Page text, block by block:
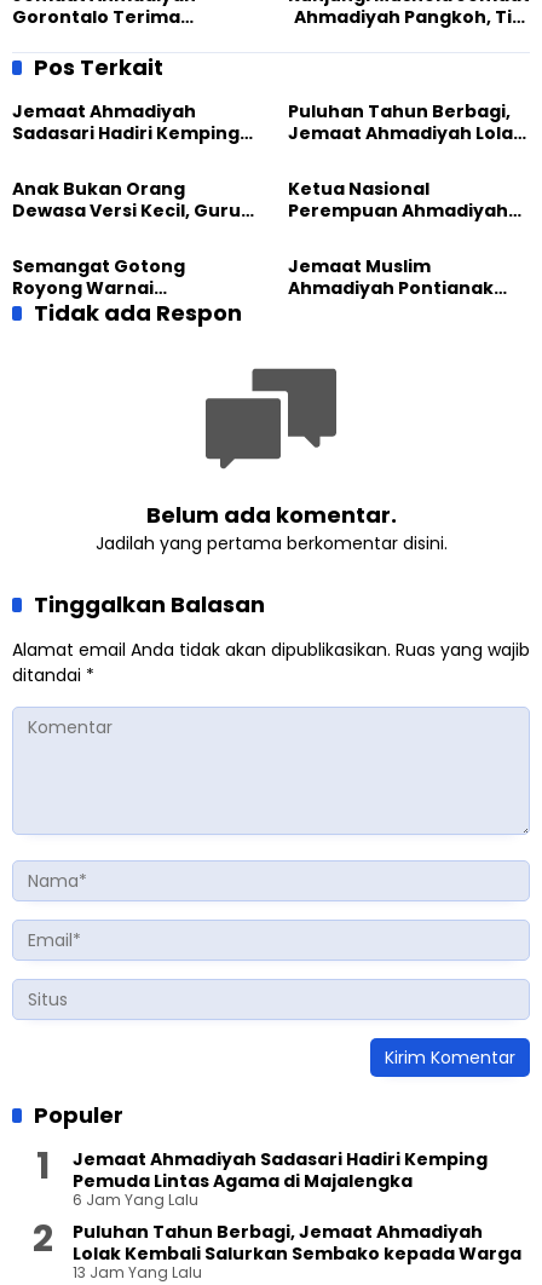
Gorontalo Terima
Bakorpakem, Jaga
Suasana Kondusif
Ahmadiyah Pangkoh, Tim
Masyarakat Tetap Rukun
Pos Terkait
Jemaat Ahmadiyah
Sadasari Hadiri Kemping
Majalengka
Puluhan Tahun Berbagi,
Jemaat Ahmadiyah Lolak
Sembako kepada Warga
Anak Bukan Orang
Dewasa Versi Kecil, Guru
Pendidikan BERLIAN
Ketua Nasional
Perempuan Ahmadiyah
Besar Universitas
Terbuka
Semangat Gotong
Royong Warnai
Pembangunan Kembali
Jemaat Muslim
Ahmadiyah Pontianak
Tidak ada Respon
Belum ada komentar.
Jadilah yang pertama berkomentar disini.
Tinggalkan Balasan
Alamat email Anda tidak akan dipublikasikan. Ruas yang wajib
ditandai *
Populer
Jemaat Ahmadiyah Sadasari Hadiri Kemping
Pemuda Lintas Agama di Majalengka
6 Jam Yang Lalu
Puluhan Tahun Berbagi, Jemaat Ahmadiyah
Lolak Kembali Salurkan Sembako kepada Warga
13 Jam Yang Lalu